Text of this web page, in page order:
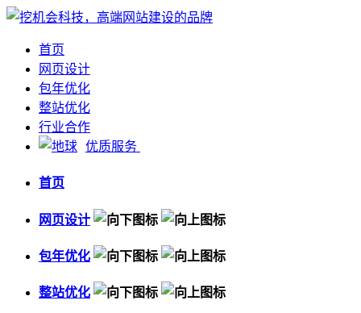
首页
网页设计
包年优化
整站优化
行业合作
优质服务
首页
网页设计
包年优化
整站优化